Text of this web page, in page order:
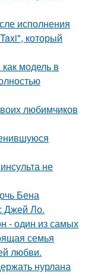
исполнения
который
модель в
любимчиков
не
Бена
Джей Ло.
- один из самых
семья
любви.
нурлана